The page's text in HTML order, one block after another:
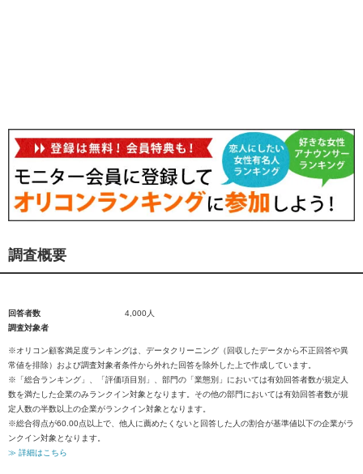
調査概要
回答者数
4,000人
調査対象者
※オリコン顧客満足度ランキングは、データクリーニング（回収したデータから不正回答や異
常値を排除）および調査対象者条件から外れた回答を除外した上で作成しています。
※「総合ランキング」、「評価項目別」、部門の「業態別」においては有効回答者数が規定人
数を満たした企業のみランクイン対象となります。その他の部門においては有効回答者数が規
定人数の半数以上の企業がランクイン対象となります。
※総合得点が60.00点以上で、他人に薦めたくないと回答した人の割合が基準値以下の企業がラ
ンクイン対象となります。
≫ 詳細はこちら